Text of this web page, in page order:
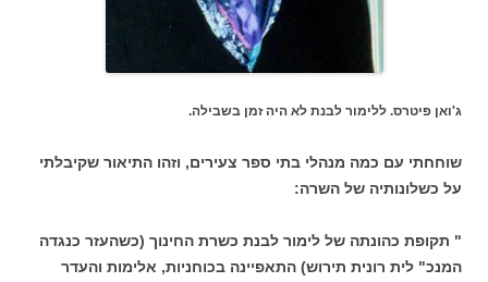
ג'ואן פיטרס. ללימור לבנת לא היה זמן בשבילה.
שוחחתי עם כמה מנהלי בתי ספר צעירים, וזהו התיאור שקיבלתי
על כשלונותיה של השרה:
" תקופת כהונתה של לימור לבנת כשרת החינוך (כשהעזר כנגדה
המנכ" לית רונית תירוש) התאפיינה בכוחניות, אלימות והעדר